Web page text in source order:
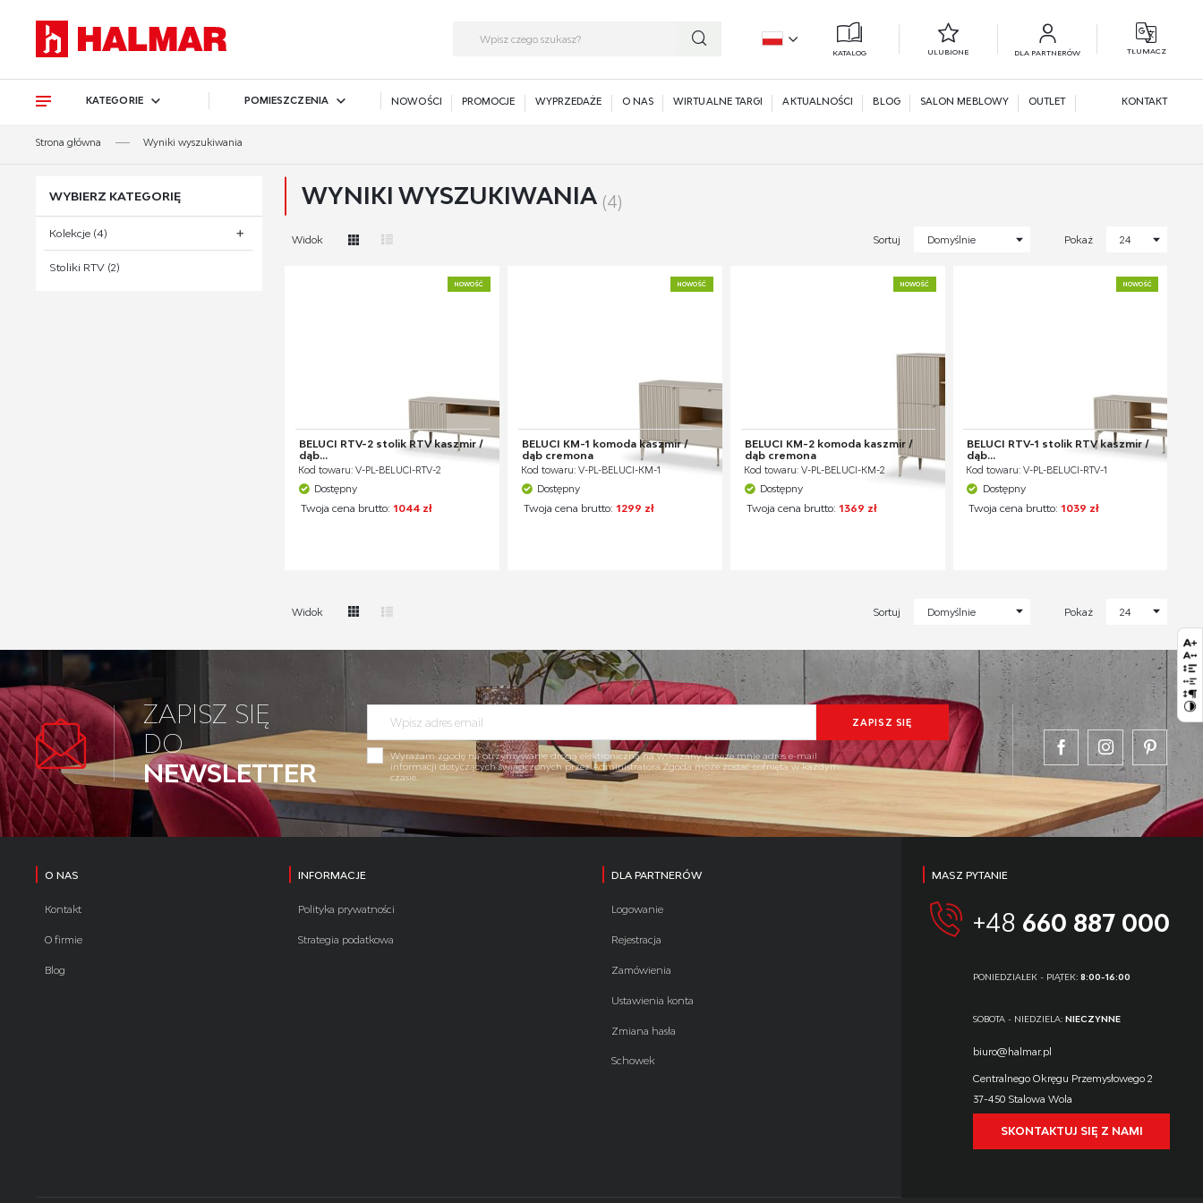
KATALOG ULUBIONE DLA PARTNERÓW TŁUMACZ
KATEGORIE POMIESZCZENIA NOWOŚCI PROMOCJE WYPRZEDAŻE O NAS WIRTUALNE TARGI AKTUALNOŚCI BLOG SALON MEBLOWY OUTLET KONTAKT
Strona główna Wyniki wyszukiwania
WYBIERZ KATEGORIĘ
Kolekcje (4)
system BELUCI (4)
Stoliki RTV (2)
WYNIKI WYSZUKIWANIA (4)
Widok Sortuj Domyślnie Pokaż 24
NOWOŚĆ
BELUCI RTV-2 stolik RTV kaszmir /
dąb...
Kod towaru: V-PL-BELUCI-RTV-2
Dostępny
Twoja cena brutto: 1044 zł
NOWOŚĆ
BELUCI KM-1 komoda kaszmir /
dąb cremona
Kod towaru: V-PL-BELUCI-KM-1
Dostępny
Twoja cena brutto: 1299 zł
NOWOŚĆ
BELUCI KM-2 komoda kaszmir /
dąb cremona
Kod towaru: V-PL-BELUCI-KM-2
Dostępny
Twoja cena brutto: 1369 zł
NOWOŚĆ
BELUCI RTV-1 stolik RTV kaszmir /
dąb...
Kod towaru: V-PL-BELUCI-RTV-1
Dostępny
Twoja cena brutto:1039 zł
Widok Sortuj Domyślnie Pokaż 24
ZAPISZ SIĘ
DO
NEWSLETTER
Wyrażam zgodę na otrzymywanie drogą elektroniczną na wskazany przeze mnie adres e-mail
informacji dotyczących świadczonych przez Administratora.Zgoda może zostać cofnięta w każdym
czasie.
O NAS
Kontakt
O firmie
Blog
INFORMACJE
Polityka prywatności
Strategia podatkowa
DLA PARTNERÓW
Logowanie
Rejestracja
Zamówienia
Ustawienia konta
Zmiana hasła
Schowek
MASZ PYTANIE
+48 660 887 000
PONIEDZIAŁEK - PIĄTEK:8:00-16:00
SOBOTA - NIEDZIELA:NIECZYNNE
biuro@halmar.pl
Centralnego Okręgu Przemysłowego 2
37-450 Stalowa Wola
SKONTAKTUJ SIĘ Z NAMI